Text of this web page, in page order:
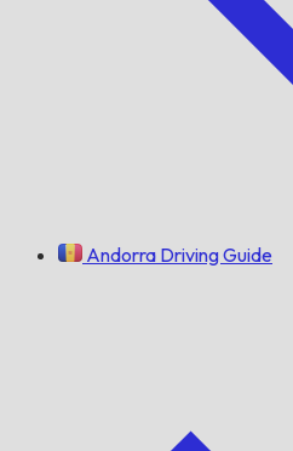
Andorra Driving Guide